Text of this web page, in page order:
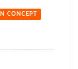
CONCEPT